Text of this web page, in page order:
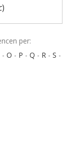
)
per:
- O - P - Q - R - S -